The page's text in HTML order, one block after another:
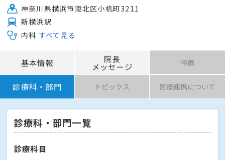
神奈川県横浜市港北区小机町3211
新横浜駅
内科 すべて見る
基本情報 院長
メッセージ 特徴
診療科・部門 トピックス 医療連携について
診療科・部門一覧
診療科目